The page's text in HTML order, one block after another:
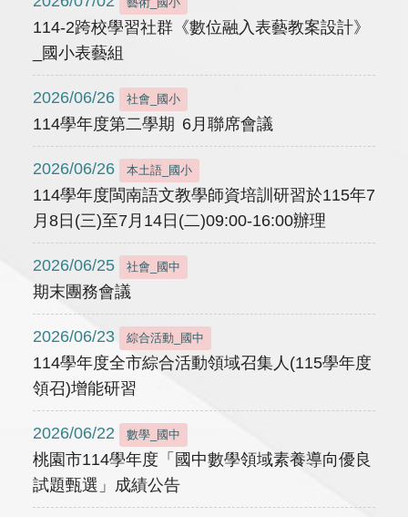
藝術_國小
114-2跨校學習社群《數位融入表藝教案設計》
_國小表藝組
2026/06/26 社會_國小
114學年度第二學期 6月聯席會議
2026/06/26 本土語_國小
114學年度閩南語文教學師資培訓研習於115年7
月8日(三)至7月14日(二)09:00-16:00辦理
2026/06/25 社會_國中
期末團務會議
2026/06/23 綜合活動_國中
114學年度全市綜合活動領域召集人(115學年度
領召)增能研習
2026/06/22 數學_國中
桃園市114學年度「國中數學領域素養導向優良
試題甄選」成績公告